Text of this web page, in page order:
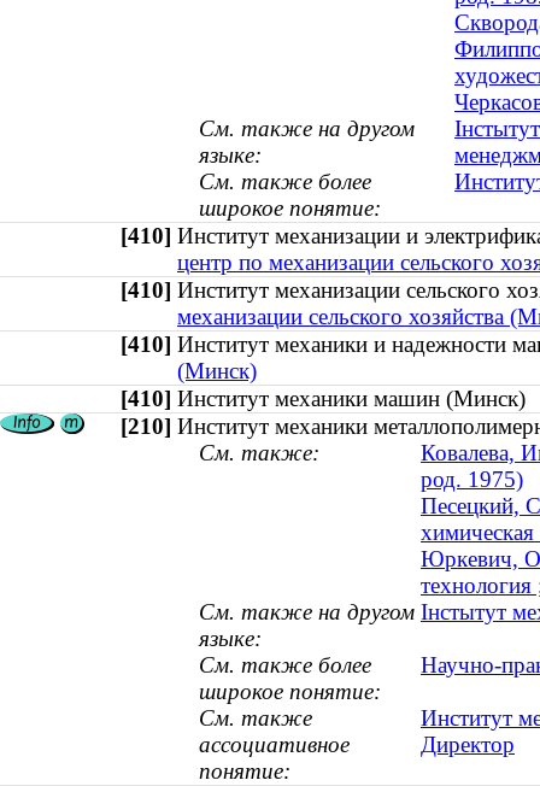
См. также на другом
языке:
См. также более
широкое понятие:
[410] Институт механизации и
центр по механизации сельского
[410] Институт механизации сельского
механизации сельского хозяйства
[410] Институт механики и
(Минск)
[410] Институт механики машин
[210] Институт механики
См. также:
Ковалева,
род. 1975)
Песецкий,
Юркевич,
См. также на другом
языке:
Інстытут
См. также более
широкое понятие:
Научно-
См. также
ассоциативное
понятие:
Институт
Директор